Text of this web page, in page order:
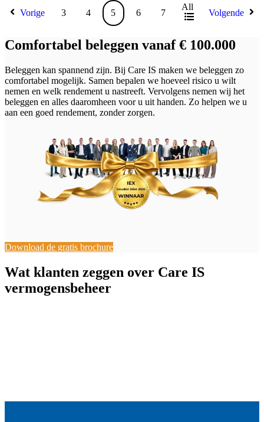
Vorige 3 4 5 6 7
All
Volgende
Comfortabel beleggen vanaf € 100.000
Beleggen kan spannend zijn. Bij Care IS maken we beleggen zo
comfortabel mogelijk. Samen bepalen we hoeveel risico u wilt
nemen en welk rendement u nastreeft. Vervolgens nemen wij het
beleggen en alles daaromheen voor u uit handen. Zo helpen we u
aan een goed rendement, zonder zorgen.
Download de gratis brochure
Wat klanten zeggen over Care IS
vermogensbeheer